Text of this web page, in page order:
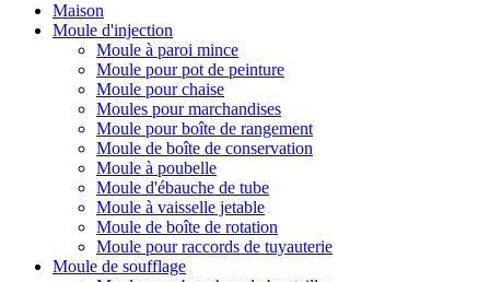
Maison
Moule d'injection
Moule à paroi mince
Moule pour pot de peinture
Moule pour chaise
Moules pour marchandises
Moule pour boîte de rangement
Moule de boîte de conservation
Moule à poubelle
Moule d'ébauche de tube
Moule à vaisselle jetable
Moule de boîte de rotation
Moule pour raccords de tuyauterie
Moule de soufflage